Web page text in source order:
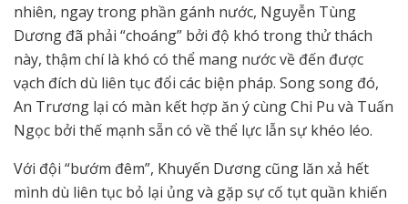
nhiên, ngay trong phần gánh nước, Nguyễn Tùng
Dương đã phải “choáng” bởi độ khó trong thử thách
này, thậm chí là khó có thể mang nước về đến được
vạch đích dù liên tục đổi các biện pháp. Song song đó,
An Trương lại có màn kết hợp ăn ý cùng Chi Pu và Tuấn
Ngọc bởi thế mạnh sẵn có về thể lực lẫn sự khéo léo.
Với đội “bướm đêm”, Khuyến Dương cũng lăn xả hết
mình dù liên tục bỏ lại ủng và gặp sự cố tụt quần khiến